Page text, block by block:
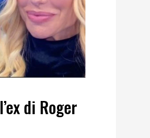
di Roger